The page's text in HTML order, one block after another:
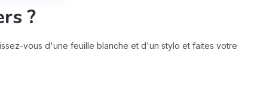
?
vous d'une feuille blanche et d'un stylo et faites votre